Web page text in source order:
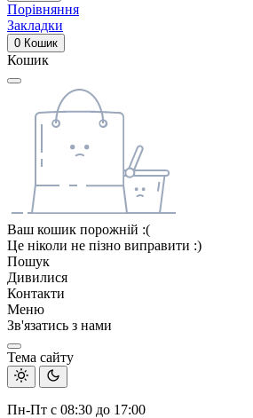
Порівняння
Закладки
0 Кошик
Кошик
Ваш кошик порожній :(
Це ніколи не пізно виправити :)
Пошук
Дивилися
Контакти
Меню
Зв'язатись з нами
Тема сайту
Пн-Пт с 08:30 до 17:00